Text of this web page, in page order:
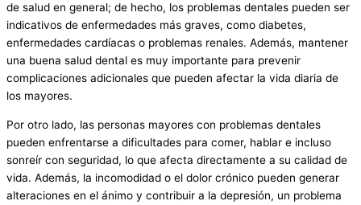
de salud en general; de hecho, los problemas dentales pueden ser
indicativos de enfermedades más graves, como diabetes,
enfermedades cardíacas o problemas renales. Además, mantener
una buena salud dental es muy importante para prevenir
complicaciones adicionales que pueden afectar la vida diaria de
los mayores.
Por otro lado, las personas mayores con problemas dentales
pueden enfrentarse a dificultades para comer, hablar e incluso
sonreír con seguridad, lo que afecta directamente a su calidad de
vida. Además, la incomodidad o el dolor crónico pueden generar
alteraciones en el ánimo y contribuir a la depresión, un problema